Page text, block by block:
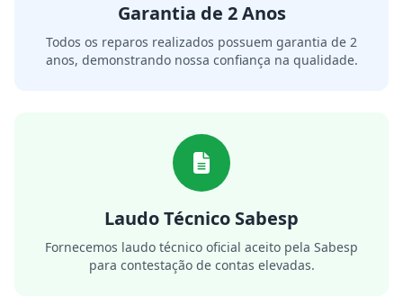
Garantia de 2 Anos
Todos os reparos realizados possuem garantia de 2
anos, demonstrando nossa confiança na qualidade.
Laudo Técnico Sabesp
Fornecemos laudo técnico oficial aceito pela Sabesp
para contestação de contas elevadas.